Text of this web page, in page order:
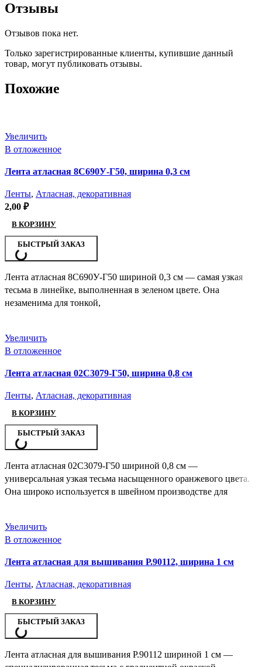
Отзывы
Отзывов пока нет.
Только зарегистрированные клиенты, купившие данный
товар, могут публиковать отзывы.
Похожие
Увеличить
В отложенное
Лента атласная 8С690У-Г50, ширина 0,3 см
Ленты, Атласная, декоративная
2,00 ₽
В КОРЗИНУ
БЫСТРЫЙ ЗАКАЗ
Лента атласная 8С690У-Г50 шириной 0,3 см — самая узкая
тесьма в линейке, выполненная в зеленом цвете. Она
незаменима для тонкой,
Увеличить
В отложенное
Лента атласная 02С3079-Г50, ширина 0,8 см
Ленты, Атласная, декоративная
В КОРЗИНУ
БЫСТРЫЙ ЗАКАЗ
Лента атласная 02С3079-Г50 шириной 0,8 см —
универсальная узкая тесьма насыщенного оранжевого цвета.
Она широко используется в швейном производстве для
Увеличить
В отложенное
Лента атласная для вышивания Р.90112, ширина 1 см
Ленты, Атласная, декоративная
В КОРЗИНУ
БЫСТРЫЙ ЗАКАЗ
Лента атласная для вышивания Р.90112 шириной 1 см —